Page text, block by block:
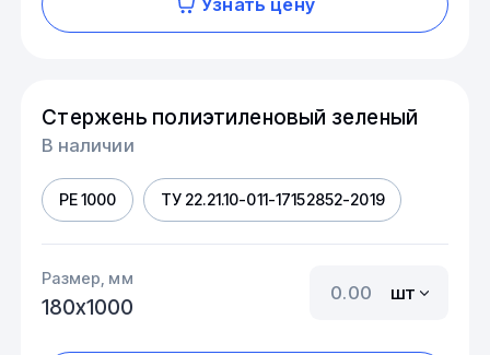
Стержень полиэтиленовый зеленый
В наличии
PE 1000 ТУ 22.21.10-011-17152852-2019
Размер, мм
180х1000
шт